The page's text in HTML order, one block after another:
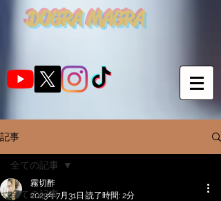
DOGRA MAGRA
記事
全ての記事
全ての記事
霧切酢
2023年7月31日 読了時間: 2分